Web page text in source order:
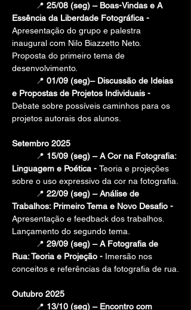
📍 25/08 (seg) – Boas-Vindas e A
Essência da Liberdade Fotográfica -
Apresentação do grupo e palestra
inaugural com Nilo Biazzetto Neto.
Proposta do primeiro tema de
desenvolvimento.
	📍
01/09 (seg)– Discussão de Ideias
e Propostas de Projetos Individuais -
Debate sobre possíveis caminhos para os
projetos autorais dos alunos.
Setembro 2025
📍 15/09 (seg) – A Cor na Fotografia:
Linguagem e Poética - Teoria e projeções
sobre o uso expressivo da cor na fotografia.
	📍
22/09 (seg) – Análise de
Trabalhos: Primeiro Tema e Novo Desafio -
Apresentação e feedback dos trabalhos.
Lançamento do segundo tema.
	📍
29/09 (seg) – A Fotografia de
Rua: Teoria e Projeção - Imersão nos
conceitos e referências da fotografia de rua.
Outubro 2025
	📍
13/10 (seg) – Encontro com